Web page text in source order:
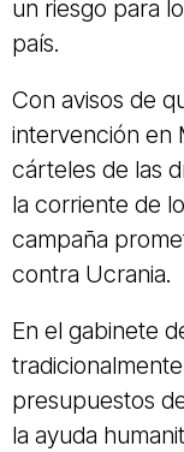
un riesgo para
país.
Con avisos de
intervención en
cárteles de las
la corriente de
campaña
contra Ucrania.
En el gabinete
presupuestos
la ayuda